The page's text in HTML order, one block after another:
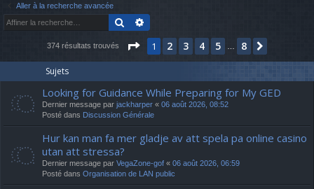
s
Aller à la recherche avancée
Rechercher
374 résultats trouvés Page 1 sur
1 2 3 4 5 8
Sujets
Looking for Guidance While Preparing for My GED
Dernier message par jackharper « 06 août 2026, 08:52
Posté dans Discussion Générale
Hur kan man fa mer gladje av att spela pa online casino
utan att stressa?
Dernier message par VegaZone-gof « 06 août 2026, 06:59
Posté dans Organisation de LAN public